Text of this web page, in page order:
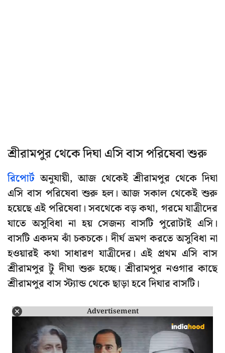
শ্রীরামপুর থেকে দিঘা এসি বাস পরিষেবা শুরু
রিপোর্ট অনুযায়ী, আজ থেকেই শ্রীরামপুর থেকে দিঘা
এসি বাস পরিষেবা শুরু হল। আজ সকাল থেকেই শুরু
হয়েছে এই পরিষেবা। সবথেকে বড় কথা, গরমে যাত্রীদের
যাতে অসুবিধা না হয় সেজন্য বাসটি পুরোটাই এসি।
বাসটি একদম ঝাঁ চকচকে। দীর্ঘ ভ্রমণ করতে অসুবিধা না
হওয়ারই কথা সাধারণ যাত্রীদের। এই প্রথম এসি বাস
শ্রীরামপুর টু দীঘা শুরু হচ্ছে। শ্রীরামপুর নওগার কাছে
শ্রীরামপুর বাস স্ট্যান্ড থেকে ছাড়া হবে দিঘার বাসটি।
Advertisement